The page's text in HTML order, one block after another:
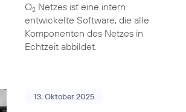
O2Netzes ist eine intern
entwickelte Software, die alle
Komponenten des Netzes in
Echtzeit abbildet.
13. Oktober 2025